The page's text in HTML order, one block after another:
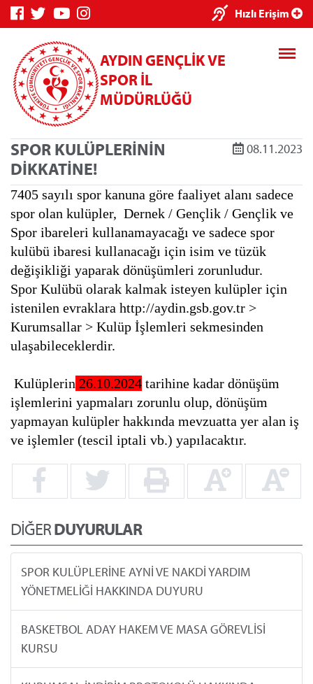
Hızlı Erişim
AYDIN GENÇLİK VE
SPOR İL
MÜDÜRLÜĞÜ
SPOR KULÜPLERİNİN
DİKKATİNE!
08.11.2023
7405 sayılı spor kanuna göre faaliyet alanı sadece
spor olan kulüpler, Dernek / Gençlik / Gençlik ve
Spor ibareleri kullanamayacağı ve sadece spor
kulübü ibaresi kullanacağı için isim ve tüzük
değişikliği yaparak dönüşümleri zorunludur.
Spor Kulübü olarak kalmak isteyen kulüpler için
istenilen evraklara http://aydin.gsb.gov.tr >
Kurumsallar > Kulüp İşlemleri sekmesinden
ulaşabileceklerdir.
Kulüplerin 26.10.2024 tarihine kadar dönüşüm
işlemlerini yapmaları zorunlu olup, dönüşüm
yapmayan kulüpler hakkında mevzuatta yer alan iş
ve işlemler (tescil iptali vb.) yapılacaktır.
DİĞERDUYURULAR
SPOR KULÜPLERİNE AYNİ VE NAKDİ YARDIM
YÖNETMELİĞİ HAKKINDA DUYURU
BASKETBOL ADAY HAKEM VE MASA GÖREVLİSİ
KURSU
×
Genç Bilgi
Sistemi
Spor Bilgi
Kredi/Yurt
Kredi/Yurt E-
Ödeme